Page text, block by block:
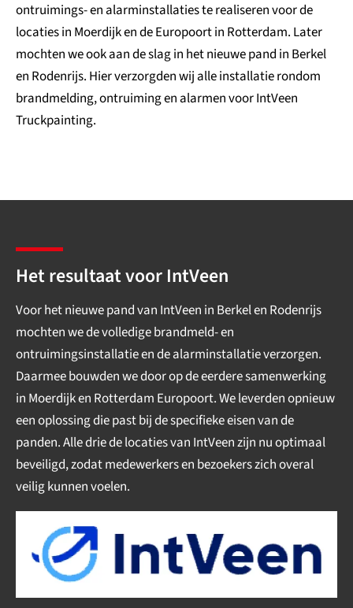
ontruimings- en alarminstallaties te realiseren voor de
locaties in Moerdijk en de Europoort in Rotterdam. Later
mochten we ook aan de slag in het nieuwe pand in Berkel
en Rodenrijs. Hier verzorgden wij alle installatie rondom
brandmelding, ontruiming en alarmen voor IntVeen
Truckpainting.
Het resultaat voor IntVeen
Voor het nieuwe pand van IntVeen in Berkel en Rodenrijs
mochten we de volledige brandmeld- en
ontruimingsinstallatie en de alarminstallatie verzorgen.
Daarmee bouwden we door op de eerdere samenwerking
in Moerdijk en Rotterdam Europoort. We leverden opnieuw
een oplossing die past bij de specifieke eisen van de
panden. Alle drie de locaties van IntVeen zijn nu optimaal
beveiligd, zodat medewerkers en bezoekers zich overal
veilig kunnen voelen.